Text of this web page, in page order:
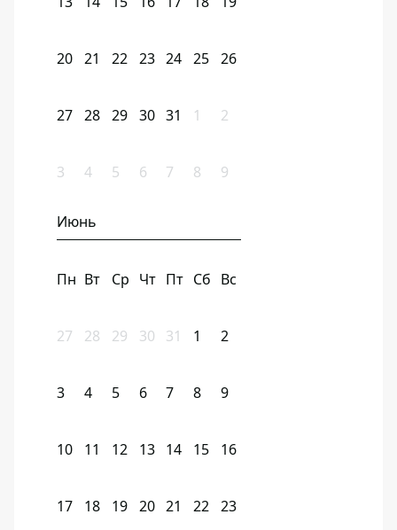
20 21 22 23 24 25 26
27 28 29 30 31 1 2
3 4 5 6 7 8 9
Июнь
Пн Вт Ср Чт Пт Сб Вс
27 28 29 30 31 1 2
3 4 5 6 7 8 9
10 11 12 13 14 15 16
17 18 19 20 21 22 23